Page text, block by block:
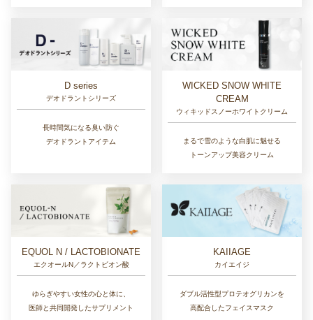
D series
デオドラントシリーズ
長時間気になる臭い防ぐ
デオドラントアイテム
WICKED SNOW WHITE
CREAM
ウィキッドスノーホワイトクリーム
まるで雪のような白肌に魅せる
トーンアップ美容クリーム
EQUOL N / LACTOBIONATE
エクオールN／ラクトビオン酸
ゆらぎやすい女性の心と体に、
医師と共同開発したサプリメント
KAIIAGE
カイエイジ
ダブル活性型プロテオグリカンを
高配合したフェイスマスク